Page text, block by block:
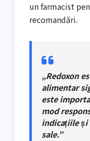
un farmacist
recomandări.
„Redoxon
alimentar
este
mod
indicațiile
sale.”